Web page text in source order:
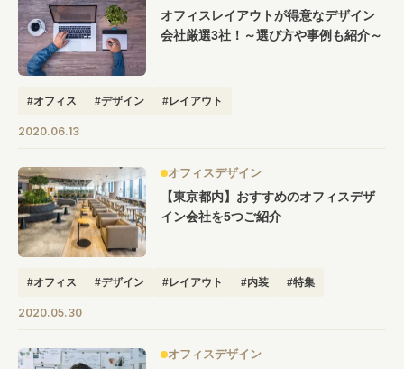
オフィスレイアウトが得意なデザイン
会社厳選3社！～選び方や事例も紹介～
#オフィス #デザイン #レイアウト
2020.06.13
オフィスデザイン
【東京都内】おすすめのオフィスデザ
イン会社を5つご紹介
#オフィス #デザイン #レイアウト #内装 #特集
2020.05.30
オフィスデザイン